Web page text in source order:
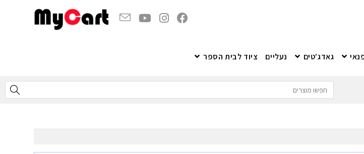
גאדג'טים נעליים ציוד לבית הספר